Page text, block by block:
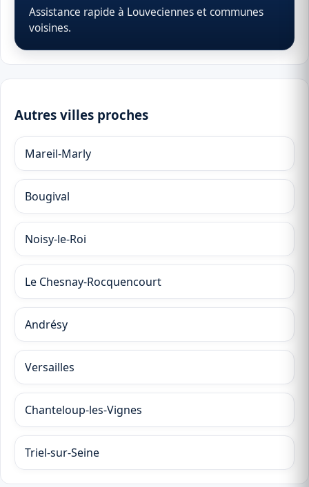
Assistance rapide à Louveciennes et communes
voisines.
Autres villes proches
Mareil-Marly
Bougival
Noisy-le-Roi
Le Chesnay-Rocquencourt
Andrésy
Versailles
Chanteloup-les-Vignes
Triel-sur-Seine